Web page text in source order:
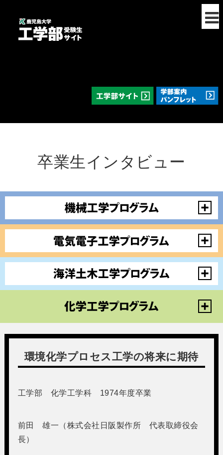
卒業生インタビュー
環境化学プロセス工学の将来に期待
工学部 化学工学科 1974年度卒業
前田 雄一（株式会社日阪製作所 代表取締役会
長）